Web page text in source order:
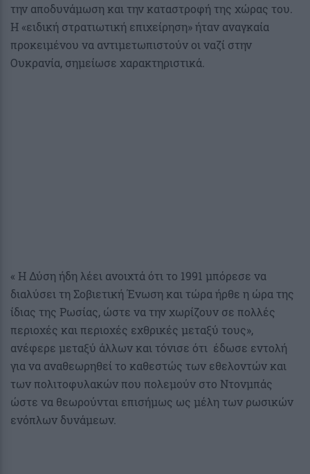
την αποδυνάμωση και την καταστροφή της χώρας του.
Η «ειδική στρατιωτική επιχείρηση» ήταν αναγκαία
προκειμένου να αντιμετωπιστούν οι ναζί στην
Ουκρανία, σημείωσε χαρακτηριστικά.
« Η Δύση ήδη λέει ανοιχτά ότι το 1991 μπόρεσε να
διαλύσει τη Σοβιετική Ένωση και τώρα ήρθε η ώρα της
ίδιας της Ρωσίας, ώστε να την χωρίζουν σε πολλές
περιοχές και περιοχές εχθρικές μεταξύ τους»,
ανέφερε μεταξύ άλλων και τόνισε ότι έδωσε εντολή
για να αναθεωρηθεί το καθεστώς των εθελοντών και
των πολιτοφυλακών που πολεμούν στο Ντονμπάς
ώστε να θεωρούνται επισήμως ως μέλη των ρωσικών
ενόπλων δυνάμεων.